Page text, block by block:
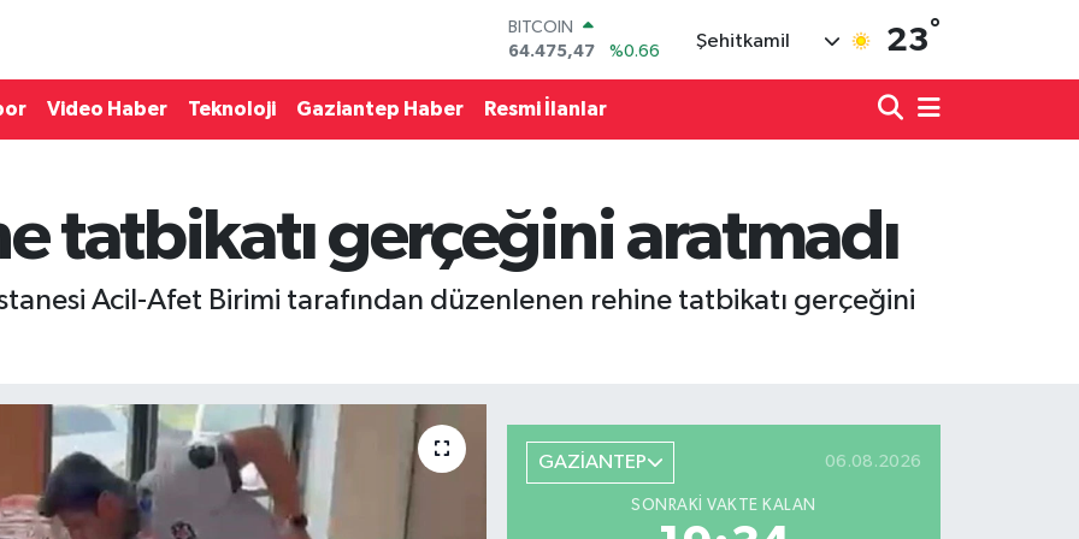
64.475,47
DOLAR
EURO
6527.85
%0.54
BİST100
13.703
Şehitkamil 23°
Video Haber Teknoloji Gaziantep Haber Resmi İlanlar
tatbikatı gerçeğini aratmadı
Acil-Afet Birimi tarafından düzenlenen rehine tatbikatı gerçeğini
GAZİANTEP 06.08.2026
SONRAKI VAKTE KALAN